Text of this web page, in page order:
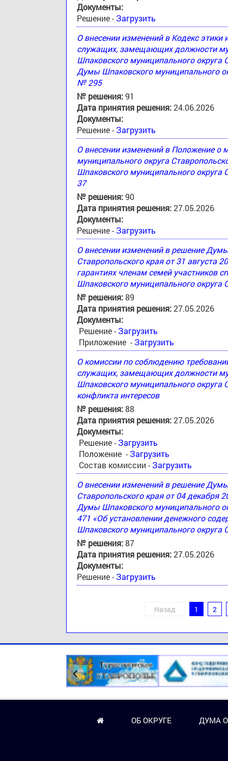
Документы:
Решение - Загрузить
О внесении изменений в Кодекс
служащих, замещающих должности
Шпаковского муниципального
Думы Шпаковского муниципального
№ 295
№ решения:91
Дата принятия решения:24.06.2026
Документы:
Решение - Загрузить
О внесении изменений в Положение
муниципального округа
Шпаковского муниципального округа
37
№ решения:90
Дата принятия решения:27.05.2026
Документы:
Решение - Загрузить
О внесении изменений в решение
Ставропольского края от 31
гарантиях членам семей участников
Шпаковского муниципального округа
№ решения:89
Дата принятия решения:27.05.2026
Документы:
Решение - Загрузить
Приложение - Загрузить
О комиссии по соблюдению
служащих, замещающих должности
Шпаковского муниципального округа
конфликта интересов
№ решения:88
Дата принятия решения:27.05.2026
Документы:
Решение - Загрузить
Положение - Загрузить
Состав комиссии - Загрузить
О внесении изменений в решение
Ставропольского края от 04 декабря
Думы Шпаковского муниципального
471 «Об установлении денежного
Шпаковского муниципального округа
№ решения:87
Дата принятия решения:27.05.2026
Документы:
Решение - Загрузить
Назад 1 2
ОБ ОКРУГЕ ДУМА